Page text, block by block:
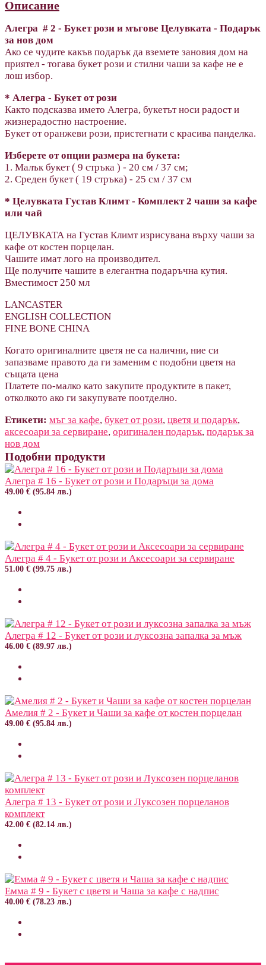
Описание
Алегра # 2 - Букет рози и мъгове Целувката - Подарък
за нов дом
Ако се чудите какъв подарък да вземете зановия дом на
приятел - тогава букет рози и стилни чаши за кафе не е
лош избор.
* Алегра - Букетот рози
Както подсказва името Алегра, букетът носи радост и
жизнерадостно настроение.
Букет от оранжеви рози, пристегнати с красива панделка.
Изберете от опции размера на букета:
1. Малък букет ( 9 стръка ) - 20 см / 37 см;
2. Среден букет ( 19 стръка) - 25 см / 37 cм
* Целувката Густав Климт - Комплект 2 чаши за кафе
или чай
ЦЕЛУВКАТА на Густав Климт изрисувана върху чаши за
кафе от костен порцелан.
Чашите имат лого на производител.
Ще получите чашите в елегантна подаръчна кутия.
Вместимост 250 мл
LANCASTER
ENGLISH COLLECTION
FINE BONE CHINA
Когато оригиналните цветя не са налични, ние си
запазваме правото да ги заменим с подобни цветя на
същата цена
Платете по-малко като закупите продуктите в пакет,
отколкото ако ги закупувате поотделно.
Етикети: мъг за кафе, букет от рози, цветя и подарък,
аксесоари за сервиране, оригинален подарък, подарък за
нов дом
Подобни продукти
Алегра # 16 - Букет от рози и Подаръци за дома
49.00 € (95.84 лв.)
Алегра # 4 - Букет от рози и Аксесоари за сервиране
51.00 € (99.75 лв.)
Алегра # 12 - Букет от рози и луксозна запалка за мъж
46.00 € (89.97 лв.)
Амелия # 2 - Букет и Чаши за кафе от костен порцелан
49.00 € (95.84 лв.)
Алегра # 13 - Букет от рози и Луксозен порцеланов
комплект
42.00 € (82.14 лв.)
Емма # 9 - Букет с цветя и Чаша за кафе с надпис
40.00 € (78.23 лв.)